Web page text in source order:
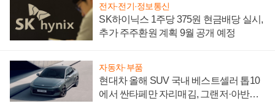
전자·전기·정보통신
SK하이닉스 1주당 375원 현금배당 실시,
추가 주주환원 계획 9월 공개 예정
자동차·부품
현대차 올해 SUV 국내 베스트셀러 톱10
에서 싼타페만 자리매김, 그랜저·아반떼